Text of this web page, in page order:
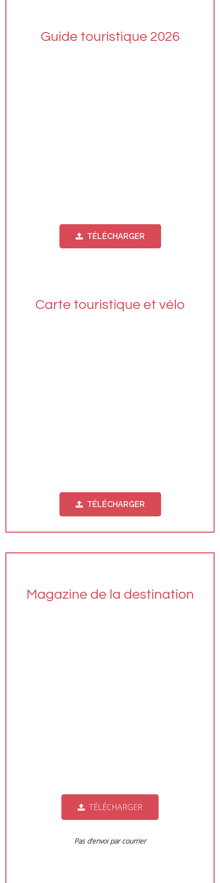
Guide touristique 2026
TÉLÉCHARGER
Carte touristique et vélo
TÉLÉCHARGER
Magazine de la destination
TÉLÉCHARGER
Pas d’envoi par courrier